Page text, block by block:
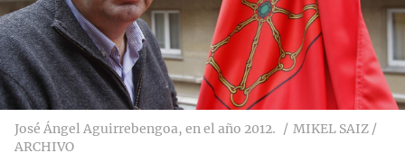
José Ángel Aguirrebengoa, en el año 2012.
MIKEL SAIZ /
ARCHIVO